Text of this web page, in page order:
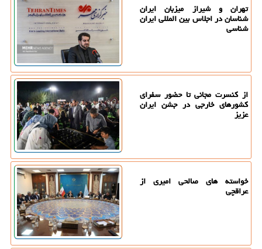
تهران و شیراز میزبان ایران
شناسان در اجلاس بین المللی ایران
شناسی
از کنسرت مجانی تا حضور سفرای
کشورهای خارجی در جشن ایران
عزیز
خواسته های صالحی امیری از
عراقچی